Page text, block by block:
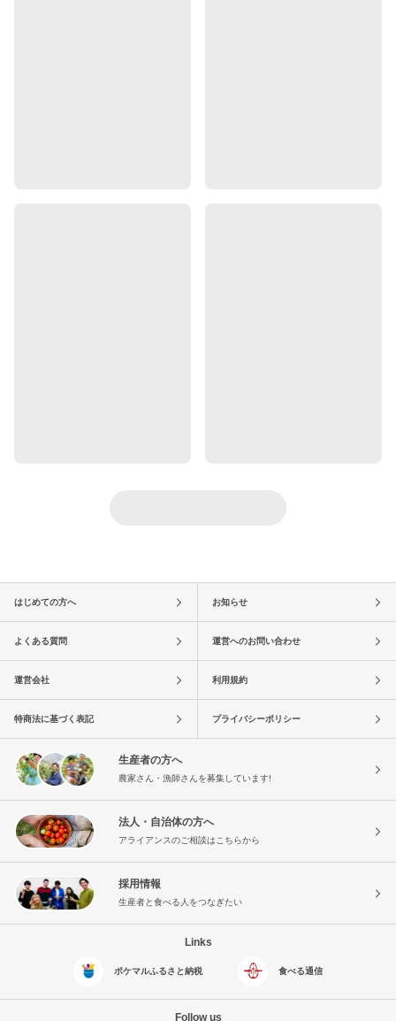
はじめての方へ お知らせ
よくある質問 運営へのお問い合わせ
運営会社 利用規約
特商法に基づく表記 プライバシーポリシー
生産者の方へ
農家さん・漁師さんを募集しています!
法人・自治体の方へ
アライアンスのご相談はこちらから
採用情報
生産者と食べる人をつなぎたい
Links
ポケマルふるさと納税 食べる通信
Follow us